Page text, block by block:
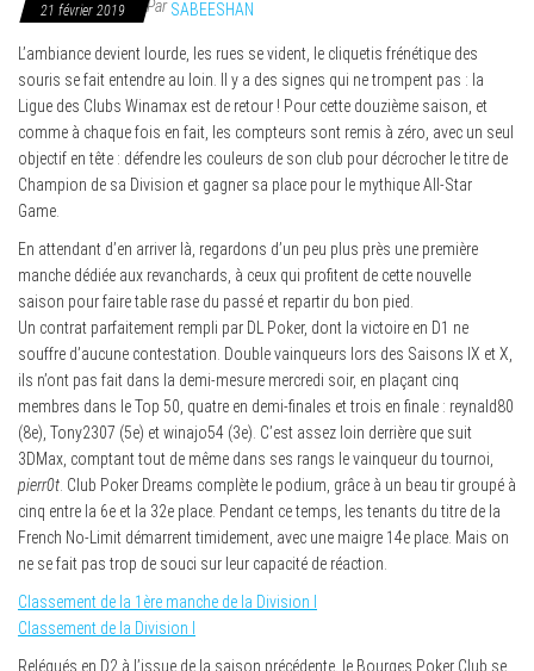
21 février 2019 ParSABEESHAN
L’ambiance devient lourde, les rues se vident, le cliquetis frénétique des
souris se fait entendre au loin. Il y a des signes qui ne trompent pas : la
Ligue des Clubs Winamax est de retour ! Pour cette douzième saison, et
comme à chaque fois en fait, les compteurs sont remis à zéro, avec un seul
objectif en tête : défendre les couleurs de son club pour décrocher le titre de
Champion de sa Division et gagner sa place pour le mythique All-Star
Game.
En attendant d’en arriver là, regardons d’un peu plus près une première
manche dédiée aux revanchards, à ceux qui profitent de cette nouvelle
saison pour faire table rase du passé et repartir du bon pied.
Un contrat parfaitement rempli par DL Poker, dont la victoire en D1 ne
souffre d’aucune contestation. Double vainqueurs lors des Saisons IX et X,
ils n’ont pas fait dans la demi-mesure mercredi soir, en plaçant cinq
membres dans le Top 50, quatre en demi-finales et trois en finale : reynald80
(8e), Tony2307 (5e) et winajo54 (3e). C’est assez loin derrière que suit
3DMax, comptant tout de même dans ses rangs le vainqueur du tournoi,
pierr0t . Club Poker Dreams complète le podium, grâce à un beau tir groupé à
cinq entre la 6e et la 32e place. Pendant ce temps, les tenants du titre de la
French No-Limit démarrent timidement, avec une maigre 14e place. Mais on
ne se fait pas trop de souci sur leur capacité de réaction.
Classement de la 1ère manche de la Division I
Classement de la Division I
Relégués en D2 à l’issue de la saison précédente, le Bourges Poker Club se